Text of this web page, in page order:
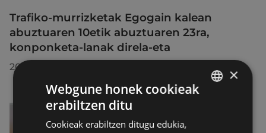
Trafiko-murrizketak Egogain kalean
abuztuaren 10etik abuztuaren 23ra,
konponketa-lanak direla-eta
2026/07/30 ×
Webgune honek cookieak
erabiltzen ditu
Cookieak erabiltzen ditugu edukia,